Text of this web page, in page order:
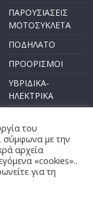
ΠΑΡΟΥΣΙΑΣΕΙΣ
ΜΟΤΟΣΥΚΛΕΤΑ
ΠΟΔΗΛΑΤΟ
ΠΡΟΟΡΙΣΜΟΙ
ΥΒΡΙΔΙΚΑ-
ΗΛΕΚΤΡΙΚΑ
. Τα πνευματικά
με
του
σύμφωνα με την
αρχεία
«cookies»..
για τη